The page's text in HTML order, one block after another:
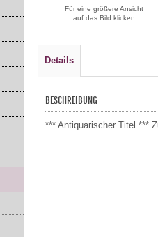
Für eine größere Ansicht
auf das Bild klicken
Details
BESCHREIBUNG
*** Antiquarischer Titel ***